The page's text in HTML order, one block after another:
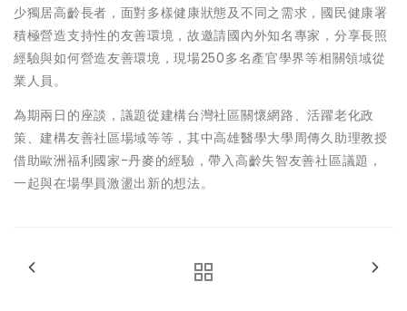
少獨居高齡長者，面對多樣健康狀態及不同之需求，國民健康署
積極營造支持性的友善環境，故邀請國內外知名專家，分享長照
經驗與如何營造友善環境，現場250多名產官學界等相關領域從
業人員。
為期兩日的座談，議題從建構台灣社區關懷網路、活躍老化政
策、建構友善社區場域等等，其中高雄醫學大學周傳久助理教授
借助歐洲福利國家-丹麥的經驗，帶入高齡失智友善社區議題，
一起與在場學員激盪出新的想法。